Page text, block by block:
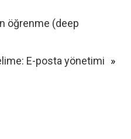
öğrenme (deep
E-posta yönetimi »